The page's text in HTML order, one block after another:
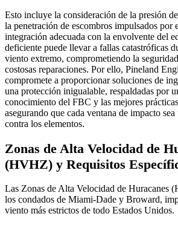
Esto incluye la consideración de la presión
la penetración de escombros impulsados por
integración adecuada con la envolvente del
deficiente puede llevar a fallas catastróficas
viento extremo, comprometiendo la
costosas reparaciones. Por ello, Pineland
compromete a proporcionar soluciones de
una protección inigualable, respaldadas por
conocimiento del FBC y las mejores
asegurando que cada ventana de impacto
contra los elementos.
Zonas de Alta Velocidad de
(HVHZ) y Requisitos
Las Zonas de Alta Velocidad de Huracanes
los condados de Miami-Dade y Broward,
viento más estrictos de todo Estados Unidos.